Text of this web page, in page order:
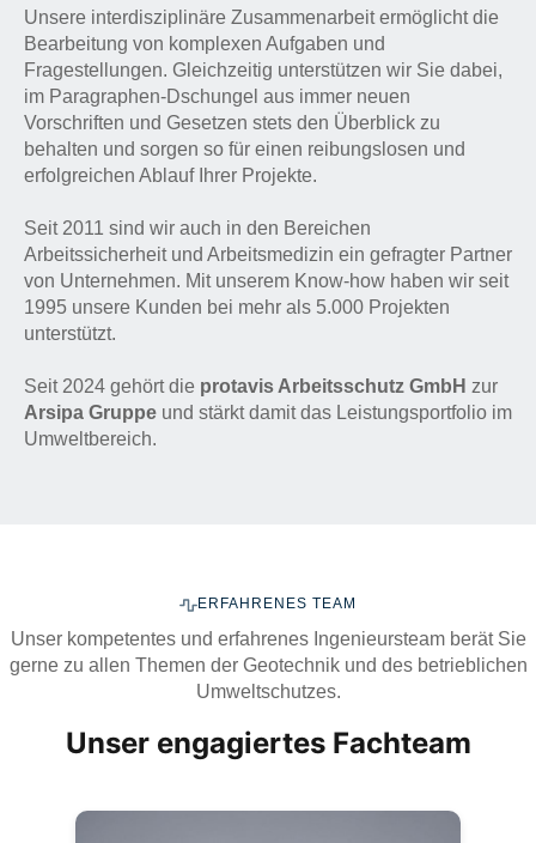
Unsere interdisziplinäre Zusammenarbeit ermöglicht die
Bearbeitung von komplexen Aufgaben und
Fragestellungen. Gleichzeitig unterstützen wir Sie dabei,
im Paragraphen-Dschungel aus immer neuen
Vorschriften und Gesetzen stets den Überblick zu
behalten und sorgen so für einen reibungslosen und
erfolgreichen Ablauf Ihrer Projekte.
Seit 2011 sind wir auch in den Bereichen
Arbeitssicherheit und Arbeitsmedizin ein gefragter Partner
von Unternehmen. Mit unserem Know-how haben wir seit
1995 unsere Kunden bei mehr als 5.000 Projekten
unterstützt.
Seit 2024 gehört die protavis Arbeitsschutz GmbH zur
Arsipa Gruppe und stärkt damit das Leistungsportfolio im
Umweltbereich.
ERFAHRENES TEAM
Unser kompetentes und erfahrenes Ingenieursteam berät Sie
gerne zu allen Themen der Geotechnik und des betrieblichen
Umweltschutzes.
Unser engagiertes Fachteam